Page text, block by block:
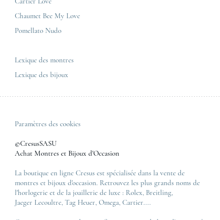
Zénith
Tous les modèles de luxe
Chaumet Bee My Love
Pomellato Nudo
Lexique des montres
Lexique des bijoux
Paramètres des cookies
©CresusSASU
Achat Montres et Bijoux d'Occasion
La boutique en ligne Cresus est spécialisée dans la vente de
montres et bijoux d'occasion. Retrouvez les plus grands noms de
l'horlogerie et de la joaillerie de luxe : Rolex, Breitling,
Jaeger Lecoultre, Tag Heuer, Omega, Cartier....